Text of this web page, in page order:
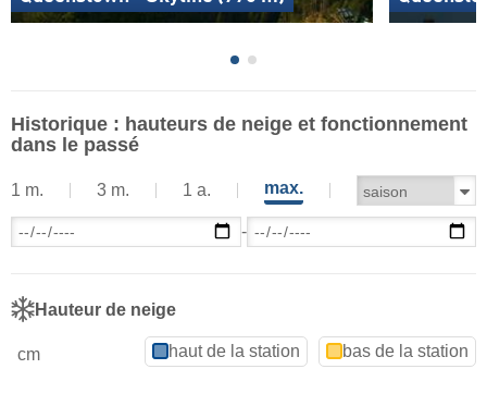
Historique : hauteurs de neige et fonctionnement
dans le passé
1 m. 3 m. 1 a. max.
-
Hauteur de neige
cm haut de la station bas de la station